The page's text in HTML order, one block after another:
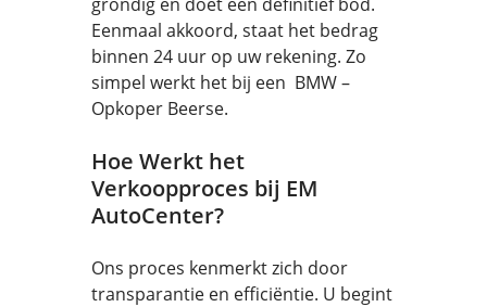
Eenmaal akkoord, staat het bedrag
binnen 24 uur op uw rekening. Zo
simpel werkt het bij een BMW –
Opkoper Beerse.
Hoe Werkt het
Verkoopproces bij EM
AutoCenter?
Ons proces kenmerkt zich door
transparantie en efficiëntie. U begint